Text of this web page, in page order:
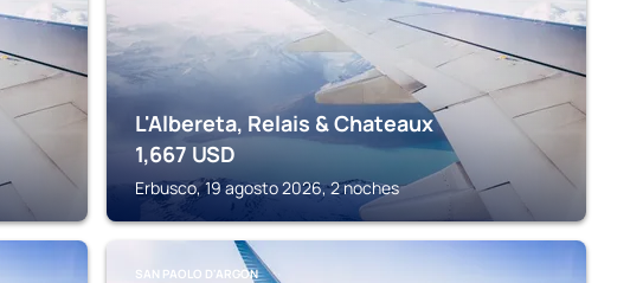
L'Albereta, Relais & Chateaux
1,667 USD
Erbusco, 19 agosto 2026, 2 noches
SAN PAOLO D'ARGON